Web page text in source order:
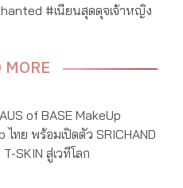
#เนียนสุดดุจเจ้าหญิง
MORE